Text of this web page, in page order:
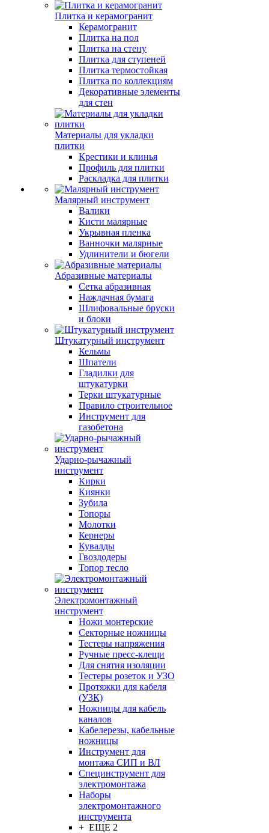
Плитка и керамогранит
Керамогранит
Плитка на пол
Плитка на стену
Плитка для ступеней
Плитка термостойкая
Плитка по коллекциям
Декоративные элементы
для стен
Материалы для укладки
плитки
Крестики и клинья
Профиль для плитки
Раскладка для плитки
Малярный инструмент
Валики
Кисти малярные
Укрывная пленка
Ванночки малярные
Удлинители и бюгели
Абразивные материалы
Сетка абразивная
Наждачная бумага
Шлифовальные бруски
и блоки
Штукатурный инструмент
Кельмы
Шпатели
Гладилки для
штукатурки
Терки штукатурные
Правило строительное
Инструмент для
газобетона
Ударно-рычажный
инструмент
Кирки
Киянки
Зубила
Топоры
Молотки
Кернеры
Кувалды
Гвоздодеры
Топор тесло
Электромонтажный
инструмент
Ножи монтерские
Секторные ножницы
Тестеры напряжения
Ручные пресс-клещи
Для снятия изоляции
Тестеры розеток и УЗО
Протяжки для кабеля
(УЗК)
Ножницы для кабель
каналов
Кабелерезы, кабельные
ножницы
Инструмент для
монтажа СИП и ВЛ
Специнструмент для
электромонтажа
Наборы
электромонтажного
инструмента
+ ЕЩЕ 2